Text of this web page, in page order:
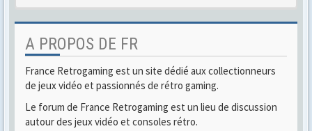
A PROPOS DE FR
France Retrogaming est un site dédié aux collectionneurs
de jeux vidéo et passionnés de rétro gaming.
Le forum de France Retrogaming est un lieu de discussion
autour des jeux vidéo et consoles rétro.